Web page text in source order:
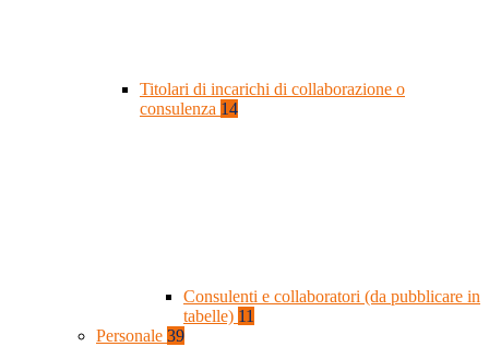
Titolari di incarichi di collaborazione o
consulenza 14
Consulenti e collaboratori (da pubblicare in
tabelle) 11
Personale 39